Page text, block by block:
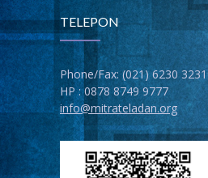
TELEPON
Phone/Fax: (021) 6230 3231
HP : 0878 8749 9777
info@mitrateladan.org